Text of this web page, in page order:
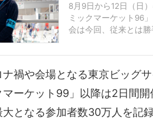
8月9日から12日（日
ミックマーケット96
会は今回、従来とは勝
2020年の東京オリン
有料化と…
禍や会場となる東京ビッグ
マーケット99」以降は2日間
となる参加者数30万人を記録